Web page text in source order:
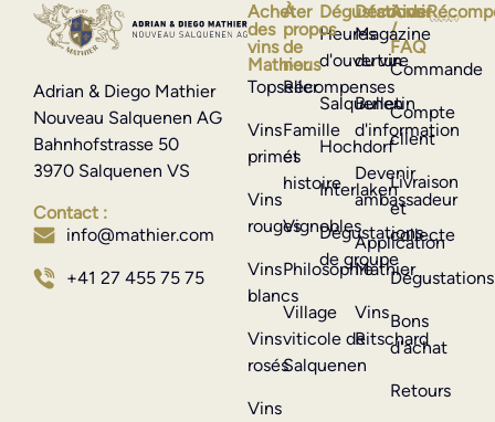
Adrian & Diego Mathier
Nouveau Salquenen AG
Bahnhofstrasse 50
3970 Salquenen VS
Contact :
info@mathier.com
+41 27 455 75 75
Acheter
des
vins
Mathier
Topseller
Vins
primés
Vins
rouges
Vins
blancs
Vins
rosés
Vins
Aide
/
FAQ
Commande
Compte
client
Livraison
et
collecte
Dégustations
Bons
d'achat
Retours
Découvrir
Magazine
du vin
Bulletin
d'information
Devenir
ambassadeur
Application
Mathier
Vins
Ritschard
Dégustations
Heures
d'ouverture
Salquenen
Hochdorf
Interlaken
Dégustations
de groupe
À
propos
de
nous
Récompenses
Famille
et
histoire
Vignobles
Philosophie
Village
viticole de
Salquenen